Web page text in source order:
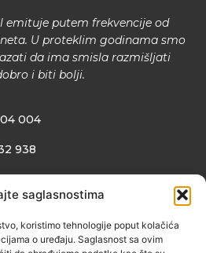
saglasnostima
koristimo tehnologije poput kolačića
o uređaju. Saglasnost sa ovim
emituje putem frekvencije od
U proteklim godinama smo
da ima smisla razmišljati
i biti bolji.
004
938
3. SPRAT), 72000 ZENICA